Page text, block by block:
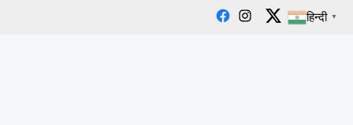
Facebook
Instagram
X हिन्दी ▼